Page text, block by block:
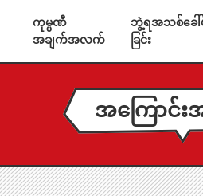
ကုမ္ပဏီ
အချက်အလက်
ဘွဲ့ရအသစ်ခေ
ခြင်း
အကြောင်းအ